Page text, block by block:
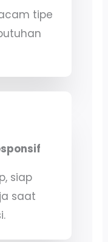
tipe
siap
saat